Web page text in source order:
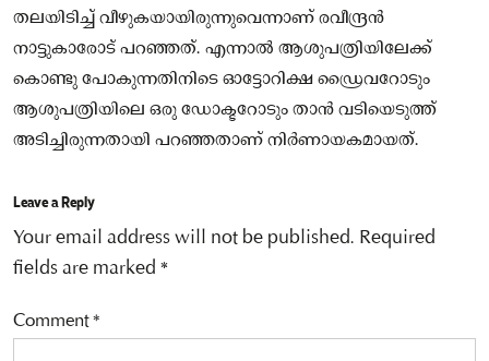
തലയിടിച്ച് വീഴുകയായിരുന്നുവെന്നാണ് രവീന്ദ്രൻ
നാട്ടുകാരോട് പറഞ്ഞത്. എന്നാൽ ആശുപത്രിയിലേക്ക്
കൊണ്ടു പോകുന്നതിനിടെ ഓട്ടോറിക്ഷ ഡ്രൈവറോടും
ആശുപത്രിയിലെ ഒരു ഡോക്ടറോടും താൻ വടിയെടുത്ത്
അടിച്ചിരുന്നതായി പറഞ്ഞതാണ് നിർണായകമായത്.
Leave a Reply
Your email address will not be published. Required
fields are marked *
Comment*